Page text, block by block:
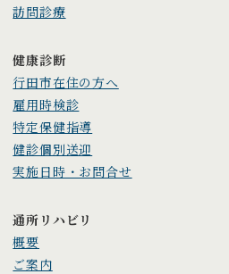
訪問診療
健康診断
行田市在住の方へ
雇用時検診
特定保健指導
健診個別送迎
実施日時・お問合せ
通所リハビリ
概要
ご案内